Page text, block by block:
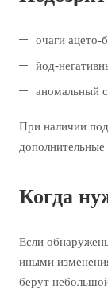
очаги ацето-
йод-
аномальный
При наличии
дополнительные
Когда
Если
иными
берут